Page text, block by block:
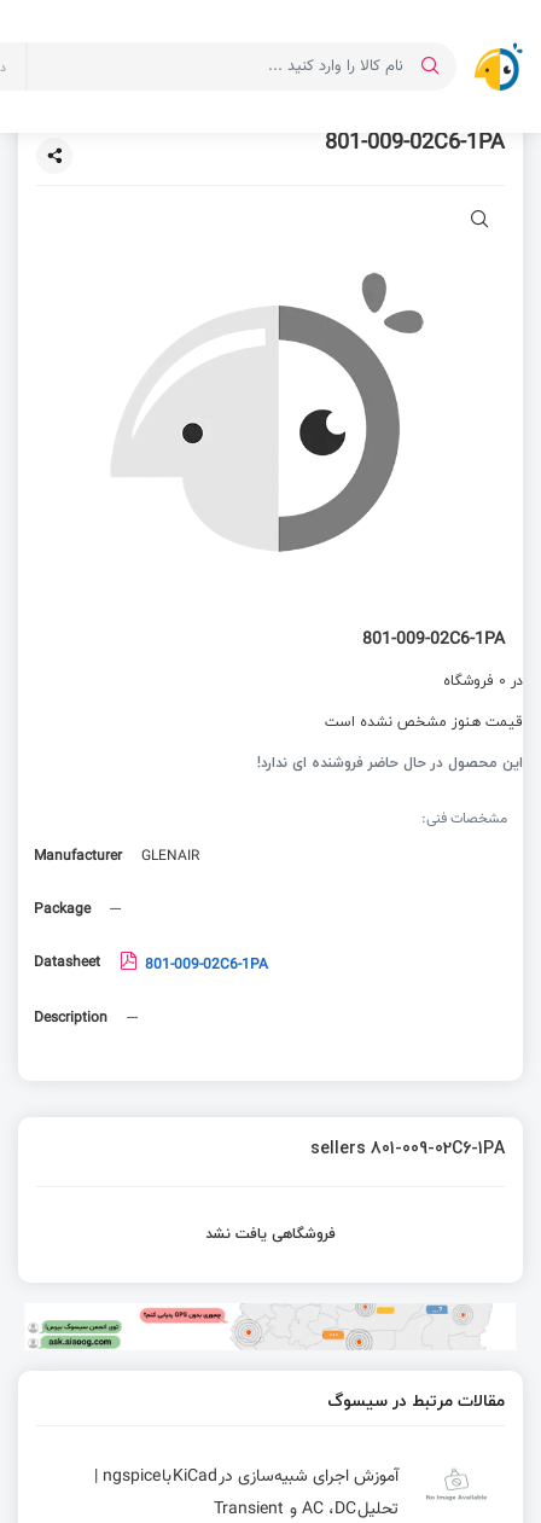
801-009-02C6-1PA
801-009-02C6-1PA
در 0 فروشگاه
قیمت هنوز مشخص نشده است
این محصول در حال حاضر فروشنده ای ندارد!
مشخصات فنی:
Manufacturer
GLENAIR
Package ---
Datasheet 801-009-02C6-1PA
Description ---
sellers 801-009-02C6-1PA
فروشگاهی یافت نشد
مقالات مرتبط در سیسوگ
آموزش اجرای شبیه‌سازی در KiCad با ngspice |
تحلیل AC ،DC و Transient